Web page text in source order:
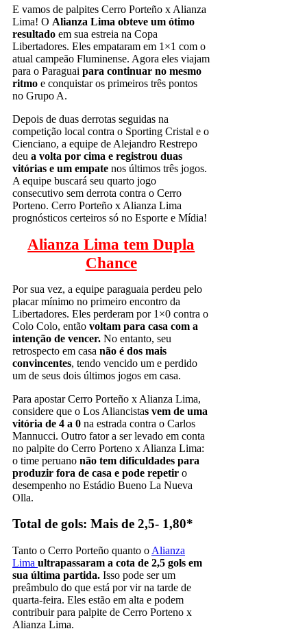
E vamos de palpites Cerro Porteño x Alianza
Lima! O Alianza Lima obteve um ótimo
resultado em sua estreia na Copa
Libertadores. Eles empataram em 1×1 com o
atual campeão Fluminense. Agora eles viajam
para o Paraguai para continuar no mesmo
ritmo e conquistar os primeiros três pontos
no Grupo A.
Depois de duas derrotas seguidas na
competição local contra o Sporting Cristal e o
Cienciano, a equipe de Alejandro Restrepo
deu a volta por cima e registrou duas
vitórias e um empate nos últimos três jogos.
A equipe buscará seu quarto jogo
consecutivo sem derrota contra o Cerro
Porteno. Cerro Porteño x Alianza Lima
prognósticos certeiros só no Esporte e Mídia!
Alianza Lima tem Dupla
Chance
Por sua vez, a equipe paraguaia perdeu pelo
placar mínimo no primeiro encontro da
Libertadores. Eles perderam por 1×0 contra o
Colo Colo, então voltam para casa com a
intenção de vencer. No entanto, seu
retrospecto em casa não é dos mais
convincentes, tendo vencido um e perdido
um de seus dois últimos jogos em casa.
Para apostar Cerro Porteño x Alianza Lima,
considere que o Los Aliancistas vem de uma
vitória de 4 a 0 na estrada contra o Carlos
Mannucci. Outro fator a ser levado em conta
no palpite do Cerro Porteno x Alianza Lima:
o time peruano não tem dificuldades para
produzir fora de casa e pode repetir o
desempenho no Estádio Bueno La Nueva
Olla.
Total de gols: Mais de 2,5- 1,80*
Tanto o Cerro Porteño quanto o Alianza
Lima ultrapassaram a cota de 2,5 gols em
sua última partida. Isso pode ser um
preâmbulo do que está por vir na tarde de
quarta-feira. Eles estão em alta e podem
contribuir para palpite de Cerro Porteno x
Alianza Lima.